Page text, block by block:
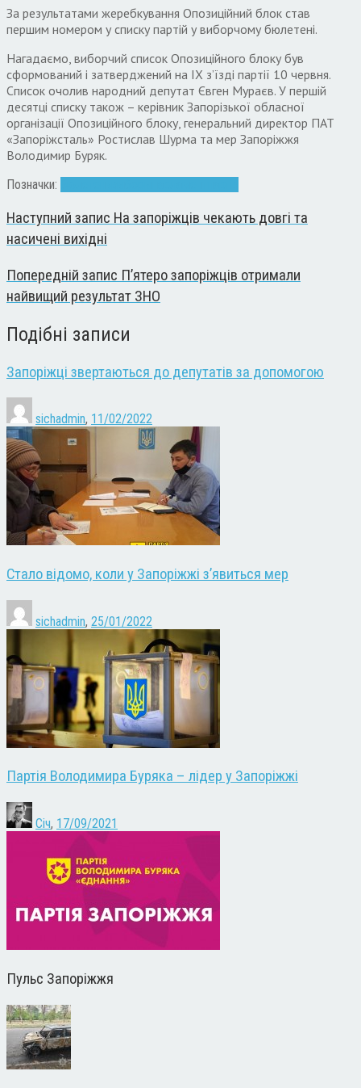
За результатами жеребкування Опозиційний блок став
першим номером у списку партій у виборчому бюлетені.
Нагадаємо, виборчий список Опозиційного блоку був
сформований і затверджений на IX з’їзді партії 10 червня.
Список очолив народний депутат Євген Мураєв. У першій
десятці списку також – керівник Запорізької обласної
організації Опозиційного блоку, генеральний директор ПАТ
«Запоріжсталь» Ростислав Шурма та мер Запоріжжя
Володимир Буряк.
Позначки:
Наступний запис На запоріжців чекають довгі та
насичені вихідні
Попередній запис П’ятеро запоріжців отримали
найвищий результат ЗНО
Подібні записи
Запоріжці звертаються до депутатів за допомогою
sichadmin, 11/02/2022
Стало відомо, коли у Запоріжжі з’явиться мер
sichadmin, 25/01/2022
Партія Володимира Буряка – лідер у Запоріжжі
Січ, 17/09/2021
Пульс Запоріжжя